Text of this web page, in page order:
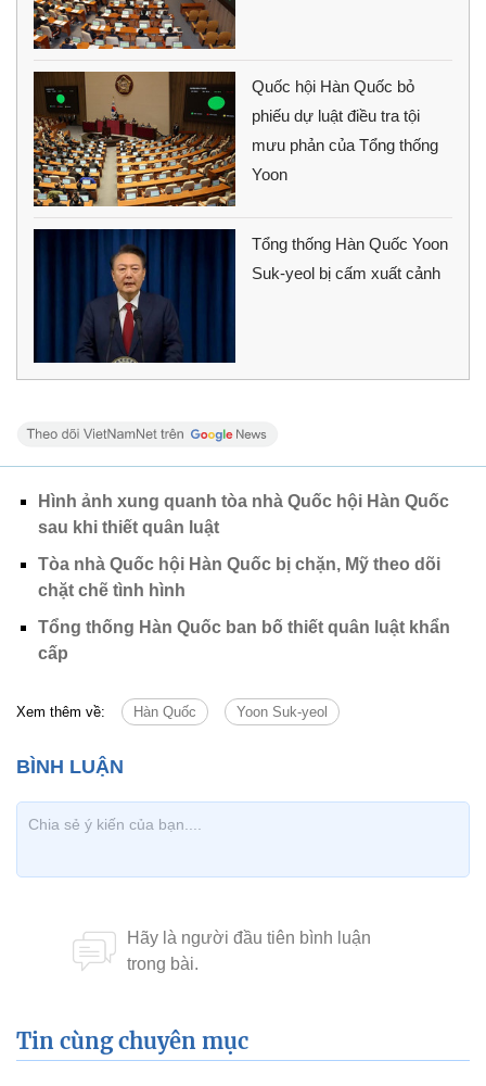
Quốc hội Hàn Quốc bỏ
phiếu dự luật điều tra tội
mưu phản của Tổng thống
Yoon
Tổng thống Hàn Quốc Yoon
Suk-yeol bị cấm xuất cảnh
Hình ảnh xung quanh tòa nhà Quốc hội Hàn Quốc
sau khi thiết quân luật
Tòa nhà Quốc hội Hàn Quốc bị chặn, Mỹ theo dõi
chặt chẽ tình hình
Tổng thống Hàn Quốc ban bố thiết quân luật khẩn
cấp
Xem thêm về: Hàn Quốc Yoon Suk-yeol
Tin cùng chuyên mục